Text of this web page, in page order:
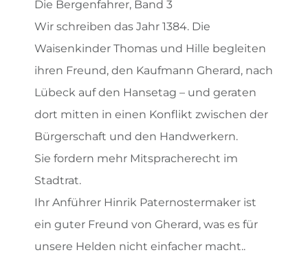
Die Bergenfahrer, Band 3
Wir schreiben das Jahr 1384. Die
Waisenkinder Thomas und Hille begleiten
ihren Freund, den Kaufmann Gherard, nach
Lübeck auf den Hansetag – und geraten
dort mitten in einen Konflikt zwischen der
Bürgerschaft und den Handwerkern.
Sie fordern mehr Mitspracherecht im
Stadtrat.
Ihr Anführer Hinrik Paternostermaker ist
ein guter Freund von Gherard, was es für
unsere Helden nicht einfacher macht..